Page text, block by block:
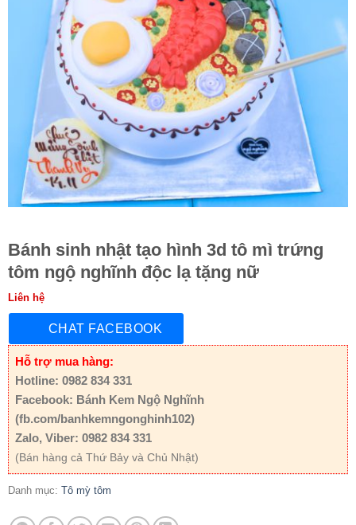
Bánh sinh nhật tạo hình 3d tô mì trứng
tôm ngộ nghĩnh độc lạ tặng nữ
Liên hệ
CHAT FACEBOOK
Hỗ trợ mua hàng:
Hotline: 0982 834 331
Facebook: Bánh Kem Ngộ Nghĩnh
(fb.com/banhkemngonghinh102)
Zalo, Viber: 0982 834 331
(Bán hàng cả Thứ Bảy và Chủ Nhật)
Danh mục: Tô mỳ tôm